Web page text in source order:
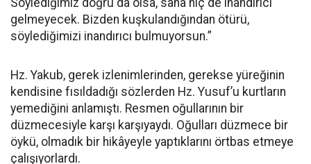
Söylediğimiz doğru da olsa, sana hiç de inandırıcı
gelmeyecek. Bizden kuşkulandığından ötürü,
söylediğimizi inandırıcı bulmuyorsun.”
Hz. Yakub, gerek izlenimlerinden, gerekse yüreğinin
kendisine fısıldadığı sözlerden Hz. Yusuf’u kurtların
yemediğini anlamıştı. Resmen oğullarının bir
düzmecesiyle karşı karşıyaydı. Oğulları düzmece bir
öykü, olmadık bir hikâyeyle yaptıklarını örtbas etmeye
çalışıyorlardı.